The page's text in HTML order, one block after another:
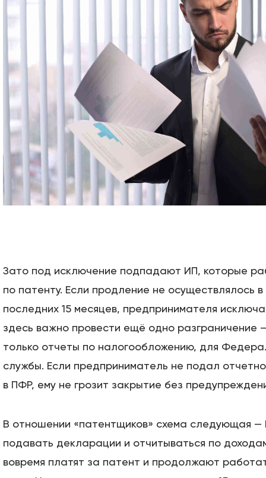
Зато под исключение подпадают ИП, которые
по патенту. Если продление не осуществлялось
последних 15 месяцев, предпринимателя
здесь важно провести ещё одно разграничение
только отчеты по налогообложению, для
службы. Если предприниматель не подал
в ПФР, ему не грозит закрытие без
В отношении «патентщиков» схема следующая —
подавать декларации и отчитываться по
вовремя платят за патент и продолжают